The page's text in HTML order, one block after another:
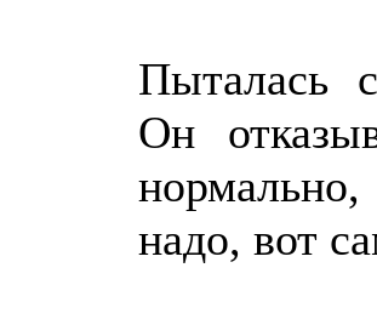
Пыталась
Он
надо, вот